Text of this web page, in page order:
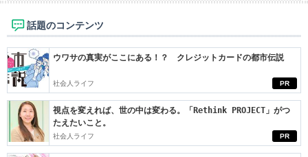
話題のコンテンツ
PR
ウワサの真実がここにある！？ クレジットカードの都市伝説
社会人ライフ
PR
視点を変えれば、世の中は変わる。「Rethink PROJECT」がつ
たえたいこと。
社会人ライフ